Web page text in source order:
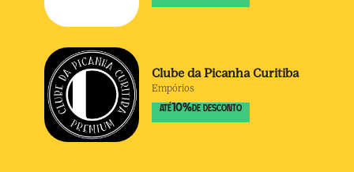
Clube da Picanha Curitiba
Empórios
ATÉ 10% DE DESCONTO